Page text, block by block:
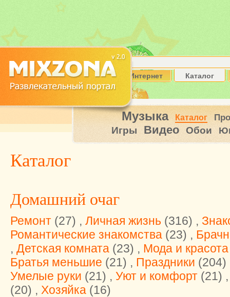
Интернет Каталог
Музыка Каталог
Игры Видео Обои
Каталог
Домашний очаг
Ремонт (27) , Личная жизнь (316) ,
Романтические знакомства (23) ,
, Детская комната (23) , Мода и красота
Братья меньшие (21) , Праздники
Умелые руки (21) , Уют и комфорт (21)
(20) , Хозяйка (16)